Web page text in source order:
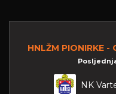
HNLŽM PIONIRKE -
NK